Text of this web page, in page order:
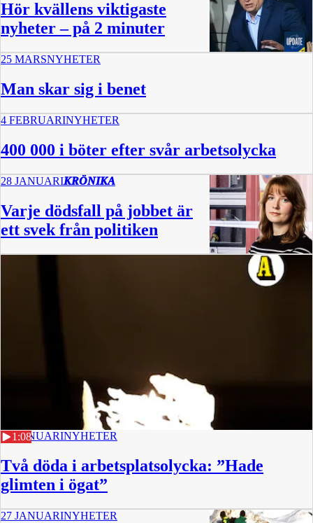
Hör kvällens viktigaste
nyheter – på 2 minuter
25 MARSNYHETER
Man skar sig i benet
4 FEBRUARINYHETER
400 000 i böter efter svår arbetsolycka
28 JANUARIKRÖNIKA
Varje dödsfall på jobbet är
ett svek från politiken
1:08
27 JANUARINYHETER
Två döda i arbetsplatsolycka: ”Hade
glimten i ögat”
27 JANUARINYHETER